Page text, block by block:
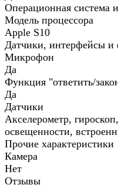
Операционная система
Модель процессора
Apple S10
Датчики, интерфейсы и
Микрофон
Да
Функция "ответить/
Да
Датчики
Акселерометр,
освещенности,
Прочие характеристики
Камера
Нет
Отзывы